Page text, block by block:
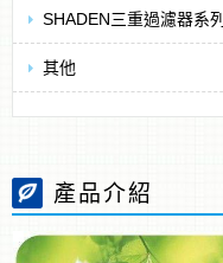
SHADEN三重過濾器系列
其他
產品介紹